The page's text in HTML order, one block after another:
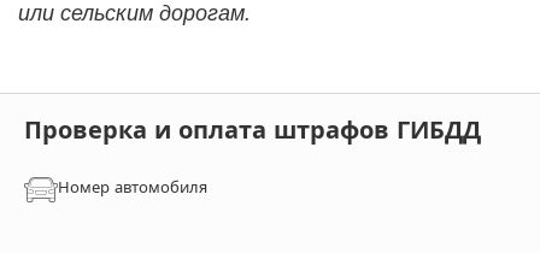
или сельским дорогам.
Проверка и оплата штрафов ГИБДД
Номер автомобиля